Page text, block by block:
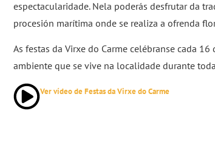
espectacularidade. Nela poderás desfrutar da
procesión marítima onde se realiza a ofrenda
As festas da Virxe do Carme celébranse cada
ambiente que se vive na localidade durante
Ver vídeo de Festas da Virxe do Carme